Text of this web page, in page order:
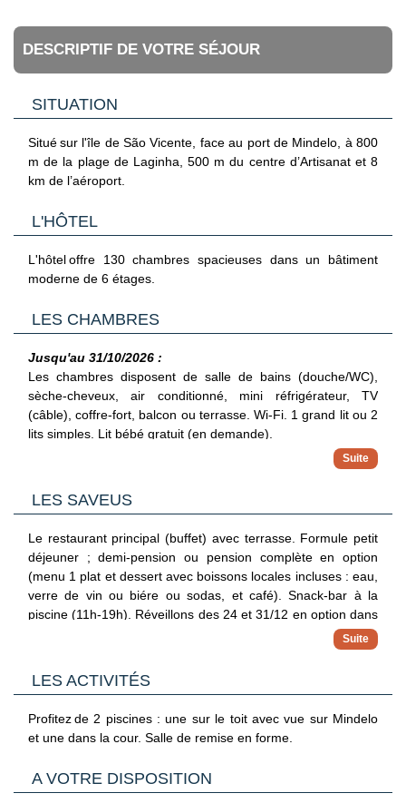
DESCRIPTIF DE VOTRE SÉJOUR
SITUATION
Situé sur l'île de São Vicente, face au port de Mindelo, à 800
m de la plage de Laginha, 500 m du centre d’Artisanat et 8
km de l’aéroport.
L'HÔTEL
L'hôtel offre 130 chambres spacieuses dans un bâtiment
moderne de 6 étages.
LES CHAMBRES
Jusqu'au 31/10/2026 :
Les chambres disposent de salle de bains (douche/WC),
sèche-cheveux, air conditionné, mini réfrigérateur, TV
(câble), coffre-fort, balcon ou terrasse. Wi-Fi. 1 grand lit ou 2
lits simples. Lit bébé gratuit (en demande).
: env. 25 m², pour 1 à 2
: entre 25 et 31 m², pour 1 à 2 pers.
4 pers. Communicantes en option, pour 4 à 5 pers. Canapé-
lit pour les 3e à 5è personnes.
-
Suite vue baie frontale
: pour 2 à 3 pers. 3e personne sur
lit d’appoint. Avec bain à remous en option.
sèche-cheveux, air conditionné, mini réfrigérateur, TV
lits simples (90 x 200 cm). Lit bébé gratuit (en demande).
-Chambre standard vue sur cour avec piscine
-Chambre supérieure vue sur Mindelo
m², pour 1 à 2 pers.
LES SAVEUS
Le restaurant principal (buffet) avec terrasse. Formule petit
déjeuner ; demi-pension ou pension complète en option
(menu 1 plat et dessert avec boissons locales incluses : eau,
verre de vin ou biére ou sodas, et café). Snack-bar à la
piscine (11h-19h). Réveillons des 24 et 31/12 en option dans
LES ACTIVITÉS
Profitez de 2 piscines : une sur le toit avec vue sur Mindelo
et une dans la cour. Salle de remise en forme.
A VOTRE DISPOSITION